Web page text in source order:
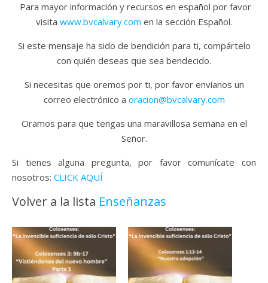
Para mayor información y recursos en español por favor
visita www.bvcalvary.com en la sección Español.
Si este mensaje ha sido de bendición para ti, compártelo
con quién deseas que sea bendecido.
Si necesitas que oremos por ti, por favor envíanos un
correo electrónico a oracion@bvcalvary.com
Oramos para que tengas una maravillosa semana en el
Señor.
Si tienes alguna pregunta, por favor comunícate con
nosotros: CLICK AQUÍ
Volver a la lista Enseñanzas